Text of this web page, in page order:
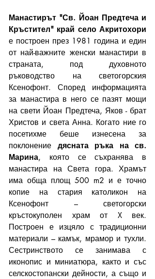
Манастирът "Св. Йоан Предтеча и
Кръстител" край село Акритохори
е построен през 1981 година и един
от най-важните женски манастири в
страната, под духовното
ръководство на светогорския
Ксенофонт. Според информацията
за манастира в него се пазят мощи
на свети Йоан Предтеча, Яков - брат
Христов и света Анна. Когато ние го
посетихме беше изнесена за
поклонение дясната ръка на св.
Марина, която се съхранява в
манастира на Света гора. Храмът
има обща площ 500 m2 и е точно
копие на стария католикон на
Ксенофонт – светогорски
кръстокуполен храм от X век.
Построен е изцяло с традиционни
материали – камък, мрамор и тухли.
Сестринството се занимава с
иконопис и миниатюра, както и със
селскостопански дейности, а също и